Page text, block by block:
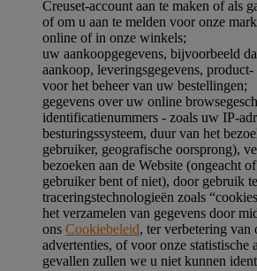
Creuset-account aan te maken of als
of om u aan te melden voor onze
online of in onze winkels;
uw aankoopgegevens, bijvoorbeeld
aankoop, leveringsgegevens, product-
voor het beheer van uw bestellingen;
gegevens over uw online
identificatienummers - zoals uw IP-
besturingssysteem, duur van het
gebruiker, geografische oorsprong),
bezoeken aan de Website (ongeacht
gebruiker bent of niet), door gebruik
traceringstechnologieën zoals
het verzamelen van gegevens door
ons Cookiebeleid, ter verbetering van
advertenties, of voor onze statistische
gevallen zullen we u niet kunnen